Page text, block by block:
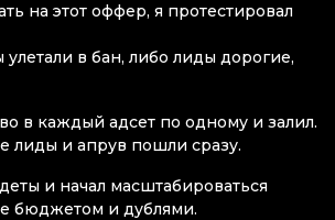
на этот оффер, я протестировал
улетали в бан, либо лиды дорогие,
в каждый адсет по одному и залил.
лиды и апрув пошли сразу.
и начал масштабироваться
бюджетом и дублями.